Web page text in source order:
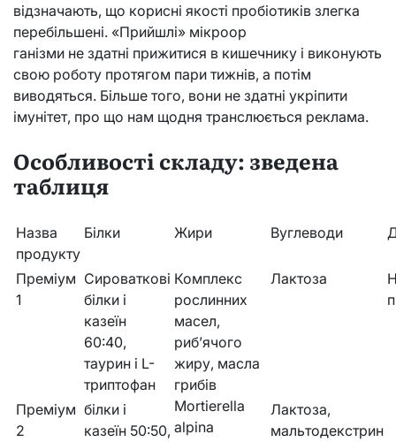
відзначають, що корисні якості пробіотиків злегка
перебільшені. «Прийшлі» мікроор
ганізми не здатні прижитися в кишечнику і виконують
свою роботу протягом пари тижнів, а потім
виводяться. Більше того, вони не здатні укріпити
імунітет, про що нам щодня транслюється реклама.
Особливості складу: зведена
таблиця
Назва
продукту
Білки Жири Вуглеводи
Преміум
1
Сироваткові
білки і
казеїн
60:40,
таурин і L-
триптофан
Комплекс
рослинних
масел,
риб’ячого
жиру, масла
грибів
Mortierella
alpina
Лактоза
Преміум
2
білки і
казеїн 50:50,
Лактоза,
мальтодекстрин